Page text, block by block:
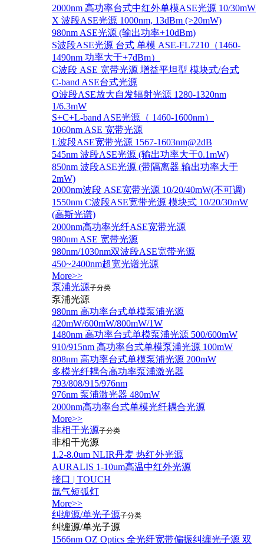
2000nm 高功率台式中红外单模ASE光源 10/30mW
X 波段ASE光源 1000nm, 13dBm (>20mW)
980nm ASE光源 (输出功率+10dBm)
S波段ASE光源 台式 单模 ASE-FL7210（1460-
1490nm 功率大于+7dBm）
C波段 ASE 宽带光源 增益平坦型 模块式/台式
C-band ASE台式光源
O波段ASE放大自发辐射光源 1280-1320nm
1/6.3mW
S+C+L-band ASE光源（ 1460-1600nm）
1060nm ASE 宽带光源
L波段ASE宽带光源 1567-1603nm@2dB
545nm 波段ASE光源 (输出功率大于0.1mW)
850nm 波段ASE光源 (带隔离器 输出功率大于
2mW)
2000nm波段 ASE宽带光源 10/20/40mW(不可调)
1550nm C波段ASE宽带光源 模块式 10/20/30mW
(高斯光谱)
2000nm高功率光纤ASE宽带光源
980nm ASE 宽带光源
980nm/1030nm双波段ASE宽带光源
450~2400nm超宽光谱光源
More>>
泵浦光源子分类
泵浦光源
980nm 高功率台式单模泵浦光源
420mW/600mW/800mW/1W
1480nm 高功率台式单模泵浦光源 500/600mW
910/915nm 高功率台式单模泵浦光源 100mW
808nm 高功率台式单模泵浦光源 200mW
多模光纤耦合高功率泵浦激光器
793/808/915/976nm
976nm 泵浦激光器 480mW
2000nm高功率台式单模光纤耦合光源
More>>
非相干光源子分类
非相干光源
1.2-8.0um NLIR丹麦 热红外光源
AURALIS 1-10um高温中红外光源
接口 | TOUCH
氙气短弧灯
More>>
纠缠源/单光子源子分类
纠缠源/单光子源
1566nm OZ Optics 全光纤宽带偏振纠缠光子源 双